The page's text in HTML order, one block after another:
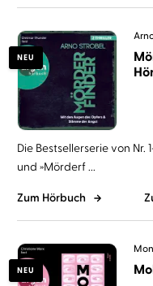
NEU
Die Bestsellerserie von
und »Mörderf ...
Zum Hörbuch
NEU